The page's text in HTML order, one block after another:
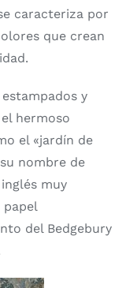
caracteriza por
que crean
y
hermoso
el «jardín de
nombre de
muy
papel
del Bedgebury